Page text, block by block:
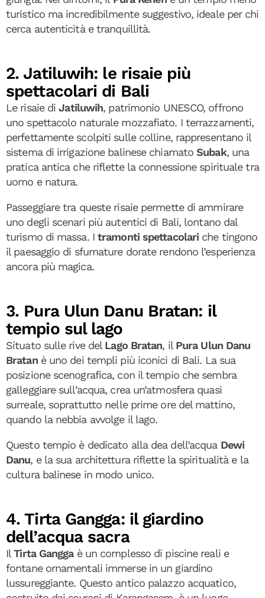
turistico ma incredibilmente suggestivo, ideale per chi
cerca autenticità e tranquillità.
2. Jatiluwih: le risaie più
spettacolari di Bali
Le risaie diJatiluwih, patrimonio UNESCO, offrono
uno spettacolo naturale mozzafiato. I terrazzamenti,
perfettamente scolpiti sulle colline, rappresentano il
sistema di irrigazione balinese chiamatoSubak, una
pratica antica che riflette la connessione spirituale tra
uomo e natura.
Passeggiare tra queste risaie permette di ammirare
uno degli scenari più autentici di Bali, lontano dal
turismo di massa. Itramonti spettacolari che tingono
il paesaggio di sfumature dorate rendono l’esperienza
ancora più magica.
3. Pura Ulun Danu Bratan: il
tempio sul lago
Situato sulle rive del Lago Bratan, il Pura Ulun Danu
Bratanè uno dei templi più iconici di Bali. La sua
posizione scenografica, con il tempio che sembra
galleggiare sull’acqua, crea un’atmosfera quasi
surreale, soprattutto nelle prime ore del mattino,
quando la nebbia avvolge il lago.
Questo tempio è dedicato alla dea dell’acqua Dewi
Danu, e la sua architettura riflette la spiritualità e la
cultura balinese in modo unico.
4. Tirta Gangga: il giardino
dell’acqua sacra
IlTirta Ganggaè un complesso di piscine reali e
fontane ornamentali immerse in un giardino
lussureggiante. Questo antico palazzo acquatico,